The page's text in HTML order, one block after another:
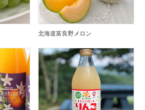
北海道富良野メロン